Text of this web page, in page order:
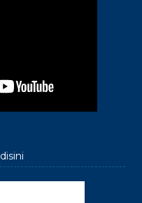
disini